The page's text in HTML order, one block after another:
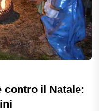
contro il Natale: